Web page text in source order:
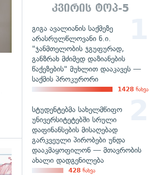
გადახედვაკვირის ტოპ-5
გიგა ავალიანის საქმეზე
არასრულწლოვანი ნ.ი.
"ჯანმთელობის ჯგუფურად,
განზრახ მძიმედ დაზიანების
წაქეზების" მუხლით დააკავეს —
საქმის პროკურორი
1428 ნახვა
სტუდენტებმა სახელმწიფო
უნივერსიტეტებში სრული
დაფინანსების მისაღებად
გარკვეული პირობები უნდა
დააკმაყოფილონ — მთავრობის
ახალი დადგენილება
428 ნახვა